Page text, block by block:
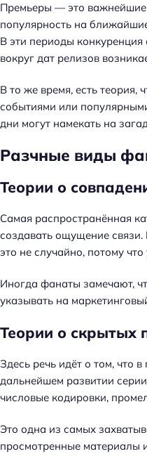
Премьеры — это важнейшие
популярность на
В эти периоды
вокруг дат релизов
В то же время, есть
событиями или
дни могут намекать на
Разчные виды
Теории о
Самая распространённая
создавать ощущение
это не случайно, потому
Иногда фанаты замечают,
указывать на
Теории о скрытых
Здесь речь идёт о том, что
дальнейшем развитии
числовые кодировки,
Это одна из самых
просмотренные материалы